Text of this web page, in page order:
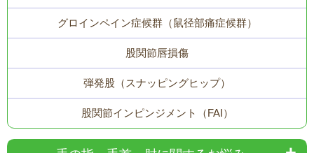
グロインペイン症候群（鼠径部痛症候群）
股関節唇損傷
弾発股（スナッピングヒップ）
股関節インピンジメント（FAI）